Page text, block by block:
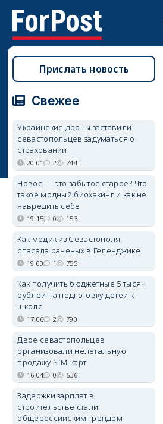
Прислать новость
Свежее
Украинские дроны заставили
севастопольцев задуматься о
страховании
20:01 2 744
Новое — это забытое старое? Что
такое модный биохакинг и как не
навредить себе
19:15 0 153
Как медик из Севастополя
спасала раненых в Геленджике
19:00 1 755
Как получить бюджетные 5 тысяч
рублей на подготовку детей к
школе
17:06 2 790
Двое севастопольцев
организовали нелегальную
продажу SIM-карт
16:04 0 636
Задержки зарплат в
строительстве стали
общероссийским трендом